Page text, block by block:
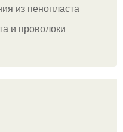
из пенопласта
и проволоки